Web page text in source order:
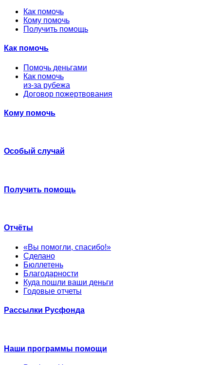
Как помочь
Кому помочь
Получить помощь
Как помочь
Помочь деньгами
Как помочь
из-за рубежа
Договор пожертвования
Кому помочь
Особый случай
Получить помощь
Отчёты
«Вы помогли, спасибо!»
Сделано
Бюллетень
Благодарности
Куда пошли ваши деньги
Годовые отчеты
Рассылки Русфонда
Наши программы помощи